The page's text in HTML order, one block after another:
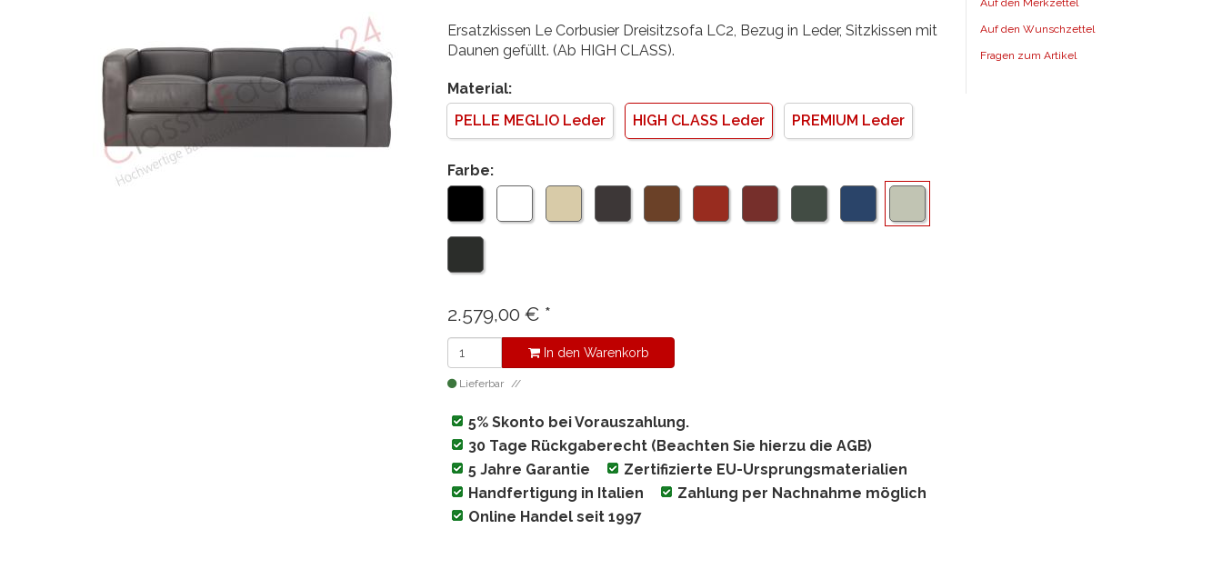
Ersatzkissen Le Corbusier Dreisitzsofa LC2, Bezug in Leder, Sitzkissen mit
Daunen gefüllt. (Ab HIGH CLASS).
Material:
PELLE MEGLIO Leder
HIGH CLASS Leder PREMIUM Leder
Farbe:
2.579,00 € *
In den Warenkorb
Lieferbar
5% Skonto bei Vorauszahlung.
30 Tage Rückgaberecht (Beachten Sie hierzu die AGB)
5 Jahre Garantie
Zertifizierte EU-Ursprungsmaterialien
Handfertigung in Italien
Zahlung per Nachnahme möglich
Online Handel seit 1997
Auf den Wunschzettel
Fragen zum Artikel